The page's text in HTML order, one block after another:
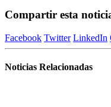
Compartir esta
Facebook Twitter LinkedIn
Noticias Relacionadas